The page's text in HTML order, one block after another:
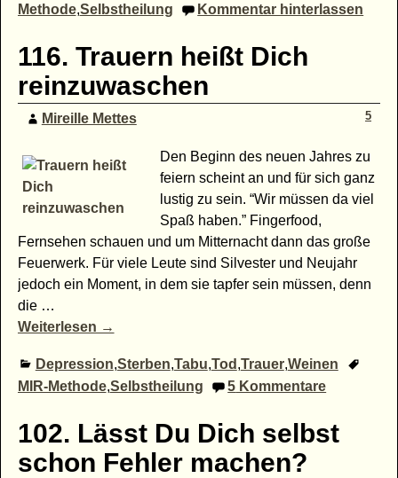
Methode,Selbstheilung Kommentar hinterlassen
116. Trauern heißt Dich
reinzuwaschen
Mireille Mettes 5
Den Beginn des neuen Jahres zu
feiern scheint an und für sich ganz
lustig zu sein. “Wir müssen da viel
Spaß haben.” Fingerfood,
Fernsehen schauen und um Mitternacht dann das große
Feuerwerk. Für viele Leute sind Silvester und Neujahr
jedoch ein Moment, in dem sie tapfer sein müssen, denn
die …
Weiterlesen →
Depression,Sterben,Tabu,Tod ,Trauer,Weinen
MIR-Methode,Selbstheilung 5 Kommentare
102. Lässt Du Dich selbst
schon Fehler machen?